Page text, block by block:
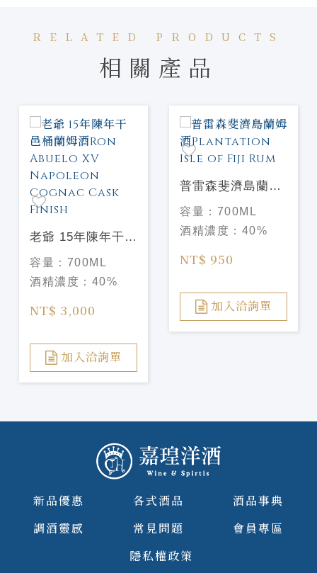
RELATED PRODUCTS
相關產品
老爺 15年陳年干邑
桶蘭姆酒Ron
Abuelo XV
Napoleon Cognac
Cask Finish
容量： 700ML
酒精濃度： 40%
NT$ 3,000
加入洽詢單
普雷森斐濟島蘭姆
酒Plantation Isle
of Fiji Rum
容量： 700ML
酒精濃度： 40%
NT$ 950
加入洽詢單
新品優惠 各式酒品
酒品事典
調酒靈感
常見問題
會員專區
隱私權政策